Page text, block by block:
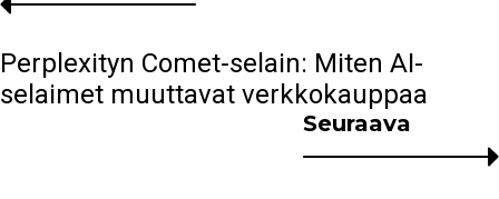
Seuraava
Perplexityn Comet-selain: Miten AI-
selaimet muuttavat verkkokauppaa